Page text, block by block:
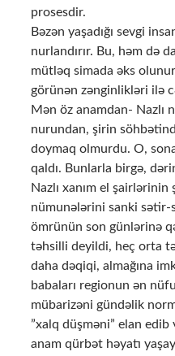
prosesdir.
Bəzən yaşadığı sevgi
nurlandırır. Bu, həm də
mütləq simada əks olunur
görünən zənginlikləri ilə
Mən öz anamdan- Nazlı
nurundan, şirin
doymaq olmurdu. O,
qaldı. Bunlarla birgə,
Nazlı xanım el
nümunələrini sanki sətir-
ömrünün son günlərinə
təhsilli deyildi, heç orta
daha dəqiqi, almağına
babaları regionun ən
mübarizəni gündəlik
”xalq düşməni” elan edib
anam qürbət həyatı